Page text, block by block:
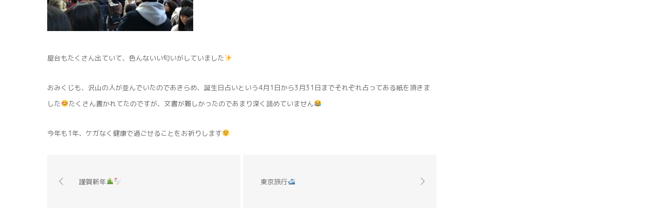
屋台もたくさん出ていて、色んないい匂いがしていました
おみくじも、沢山の人が並んでいたのであきらめ、誕生日占いという4月1日から3月31日までそれぞれ占ってある紙を頂きま
した
たくさん書かれてたのですが、文書が難しかったのであまり深く読めていません
今年も1年、ケガなく健康で過ごせることをお祈りします
謹賀新年 東京旅行